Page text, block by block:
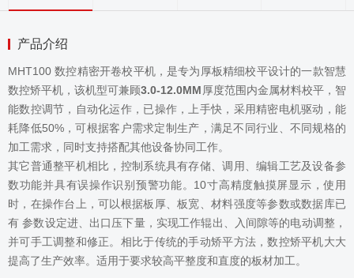
产品介绍
MHT100 数控精密开卷校平机，是专为厚板精细校平设计的一款智慧
数控矫平机，该机型可兼顾3.0-12.0MM 厚度范围内金属材料校平，智
能数控调节，自动化运作，已操作，上手快，采用精密电机驱动，能
耗降低50%，可根据客户需求定制生产，满足不同行业、不同规格的
加工需求，同时支持搭配其他设备协同工作。
其它普通整平机相比，控制系统具有存储、调用、编辑工艺及设备参
数功能并具有误操作识别预警功能。10寸高精度触摸屏显示，使用
时，在操作台上，可以根据板厚、板宽、材料强度等参数或数据库已
有 参数设定进、出口压下量，实现工作辊出、入间隙等的电动调整，
并可手工调整和修正。相比于传统的手动矫平方法，数控矫平机大大
提高了生产效率。适用于要求较高平整度和直度的板材加工。